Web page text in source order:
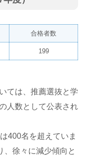
合格者数
199
ては、推薦選抜と学
人数として公表され
400名を超えていま
、徐々に減少傾向と